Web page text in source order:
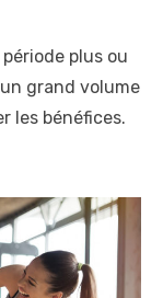
plus ou
grand volume
les bénéfices.